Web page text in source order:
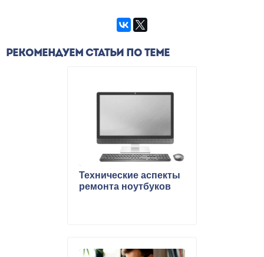
РЕКОМЕНДУЕМ СТАТЬИ ПО ТЕМЕ
Технические аспекты
ремонта ноутбуков